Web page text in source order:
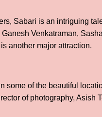
Sabari is an intriguing
Venkatraman,
another major attraction.
some of the beautiful
of photography, Asish